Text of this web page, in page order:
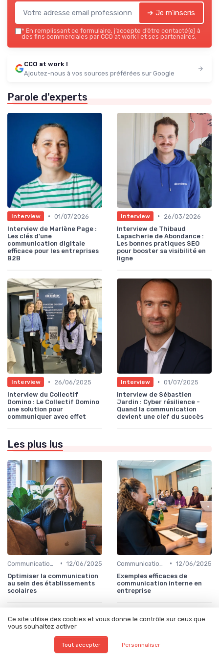
➔ Je m'inscris
* En remplissant ce formulaire, j’accepte d’être contacté(e) à
des fins commerciales par CCO at work ! et ses partenaires.
CCO at work !
Ajoutez-nous à vos sources préférées sur Google
Parole d'experts
Interview • 01/07/2026
Interview de Marlène Page :
Les clés d'une
communication digitale
efficace pour les entreprises
B2B
Interview •
26/03/2026
Interview de Thibaud
Lapacherie de Abondance :
Les bonnes pratiques SEO
pour booster sa visibilité en
ligne
Interview •
26/06/2025
Interview du Collectif
Domino : Le Collectif Domino
une solution pour
communiquer avec effet
Interview • 01/07/2025
Interview de Sébastien
Jardin : Cyber résilience -
Quand la communication
devient une clef du succès
Les plus lus
• 12/06/2025
Optimiser la communication
au sein des établissements
scolaires
• 12/06/2025
Exemples efficaces de
communication interne en
entreprise
Ce site utilise des cookies et vous donne le contrôle sur ceux que
vous souhaitez activer
Tout accepter Personnaliser